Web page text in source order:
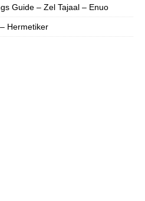
Guide – Zel Tajaal – Enuo
Hermetiker